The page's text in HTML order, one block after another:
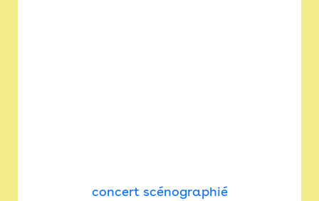
concert scénographié